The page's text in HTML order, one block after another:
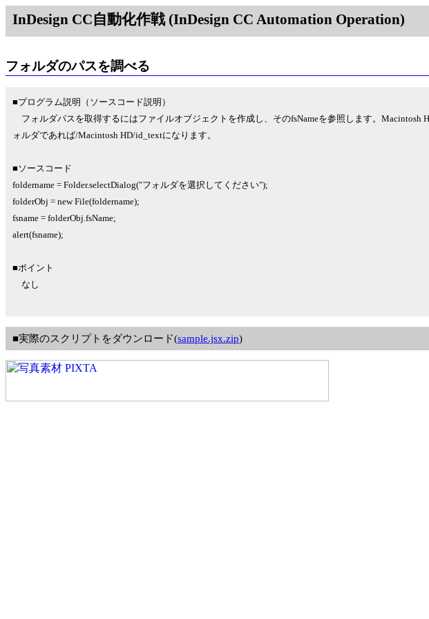
InDesign CC自動化作戦 (InDesign CC Automation Operation)
フォルダのパスを調べる
■プログラム説明（ソースコード説明）
フォルダパスを取得するにはファイルオブジェクトを作成し、そのfsNameを参照します。Macintosh
ォルダであれば/Macintosh HD/id_textになります。
■ソースコード
foldername = Folder.selectDialog("フォルダを選択してください");
folderObj = new File(foldername);
fsname = folderObj.fsName;
alert(fsname);
■ポイント
なし
■実際のスクリプトをダウンロード(sample.jsx.zip)